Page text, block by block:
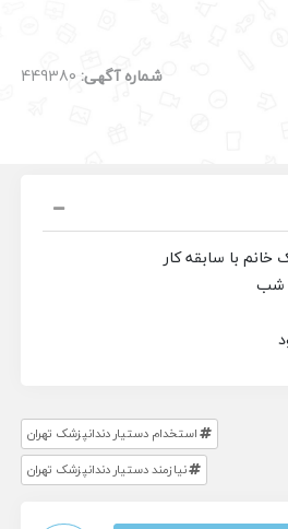
شماره آگهی: 449380
خانم با سابقه کار
استخدام دستیار دندانپزشک تهران
نیازمند دستیار دندانپزشک تهران